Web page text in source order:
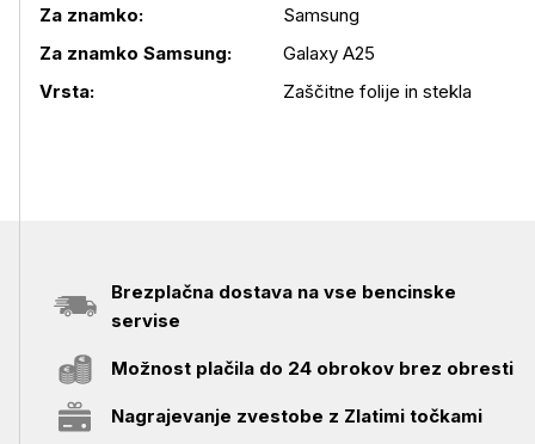
Podrobnosti izdelka
Za znamko:
Samsung
Za znamko Samsung:
Galaxy A25
Vrsta:
Zaščitne folije in stekla
Brezplačna dostava na vse bencinske
servise
Možnost plačila do 24 obrokov brez obresti
Nagrajevanje zvestobe z Zlatimi točkami